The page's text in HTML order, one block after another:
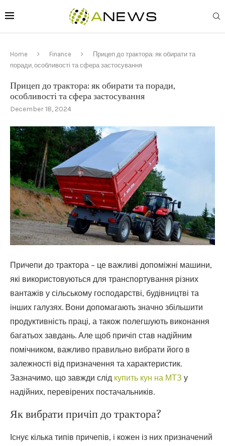
Home Finance
Прицеп до трактора: як обирати та
поради, особливості та сфера застосування
Прицеп до трактора: як обирати та поради,
особливості та сфера застосування
December 18, 2024
Причепи до трактора – це важливі допоміжні машини,
які використовуються для транспортування різних
вантажів у сільському господарстві, будівництві та
інших галузях. Вони допомагають значно збільшити
продуктивність праці, а також полегшують виконання
багатьох завдань. Але щоб причіп став надійним
помічником, важливо правильно вибрати його в
залежності від призначення та характеристик.
Зазначимо, що завжди слід купить кун на МТЗ у
надійних, перевірених постачальників.
Як вибрати причіп до трактора?
Існує кілька типів причепів, і кожен із них призначений